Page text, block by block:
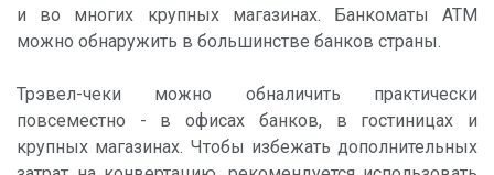
и во многих крупных магазинах. Банкоматы ATM
можно обнаружить в большинстве банков страны.
Трэвел-чеки можно обналичить практически
повсеместно - в офисах банков, в гостиницах и
крупных магазинах. Чтобы избежать дополнительных